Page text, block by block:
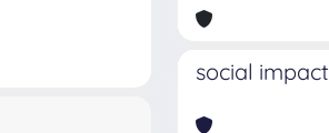
social impact